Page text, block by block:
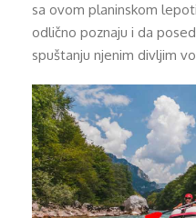
sa ovom planinskom
odlično poznaju i da
spuštanju njenim divljim